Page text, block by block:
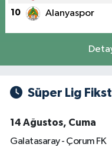
10 Alanyaspor
Süper Lig
14 Ağustos, Cuma
Galatasaray - Çorum FK